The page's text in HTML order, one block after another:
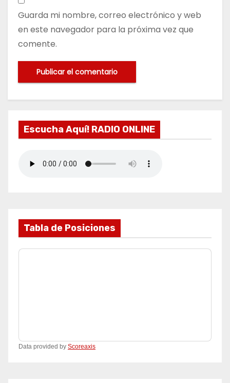
Guarda mi nombre, correo electrónico y web
en este navegador para la próxima vez que
comente.
Escucha Aquí! RADIO ONLINE
Tabla de Posiciones
Data provided by Scoreaxis